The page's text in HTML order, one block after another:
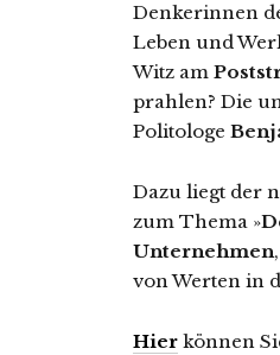
Denkerinnen
Leben und
Witz am
prahlen? Die
Politologe
Dazu liegt der
zum Thema »
Unternehmen
von Werten in
Hier können